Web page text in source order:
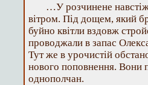
…У розчинене навстіж
вітром. Під дощем, який
буйно квітли вздовж
проводжали в запас
Тут же в урочистій
нового поповнення. Вони
однополчан.